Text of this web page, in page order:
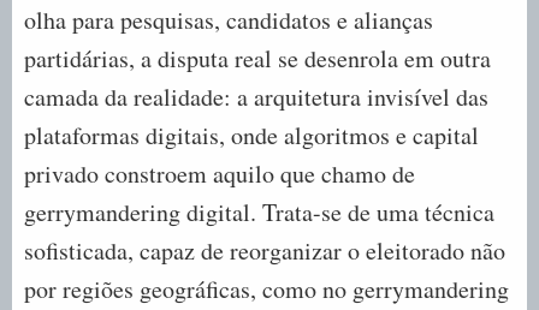
olha para pesquisas, candidatos e alianças
partidárias, a disputa real se desenrola em outra
camada da realidade: a arquitetura invisível das
plataformas digitais, onde algoritmos e capital
privado constroem aquilo que chamo de
gerrymandering digital. Trata-se de uma técnica
sofisticada, capaz de reorganizar o eleitorado não
por regiões geográficas, como no gerrymandering